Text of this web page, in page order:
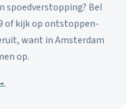
spoedverstopping? Bel
of kijk op ontstoppen-
want in Amsterdam
op.